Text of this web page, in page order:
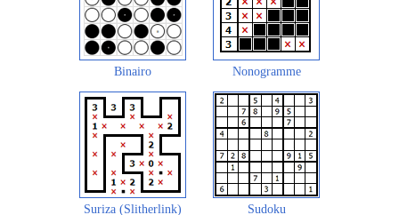
Binairo Nonogramme
Suriza (Slitherlink) Sudoku